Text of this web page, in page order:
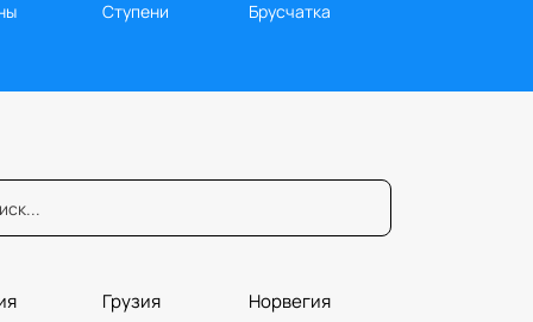
Ступени Брусчатка
Грузия Норвегия